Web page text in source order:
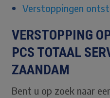
Verstoppingen
VERSTOPPING
PCS TOTAAL
ZAANDAM
Bent u op zoek naar